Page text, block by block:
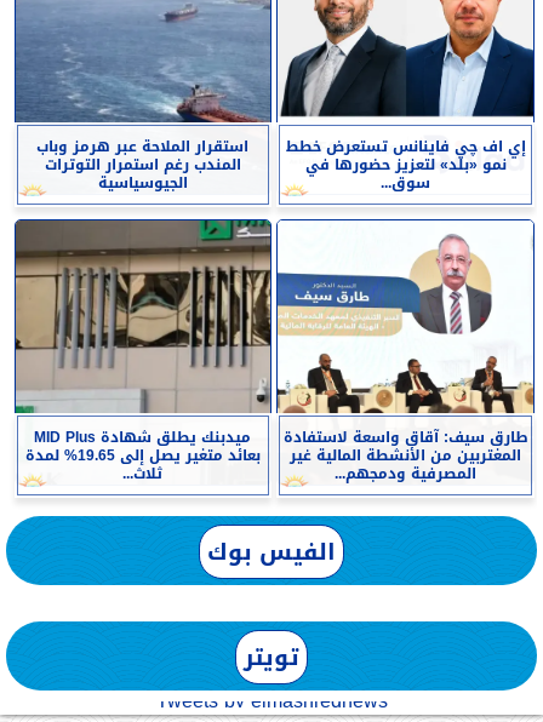
إي اف چي فاينانس تستعرض خطط
نمو «بلد» لتعزيز حضورها في
سوق...
استقرار الملاحة عبر هرمز وباب
المندب رغم استمرار التوترات
الجيوسياسية
طارق سيف: آقاق واسعة لاستفادة
المغتربين من الأنشطة المالية غير
المصرفية ودمجهم...
ميدبنك يطلق شهادة MID Plus
بعائد متغير يصل إلى 19.65% لمدة
ثلاث...
الفيس بوك
تويتر
Tweets by elmashreqnews